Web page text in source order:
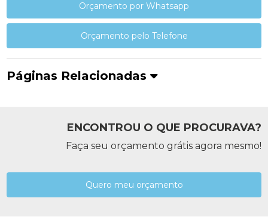
Orçamento por Whatsapp
Orçamento pelo Telefone
Páginas Relacionadas
ENCONTROU O QUE PROCURAVA?
Faça seu orçamento grátis agora mesmo!
Quero meu orçamento